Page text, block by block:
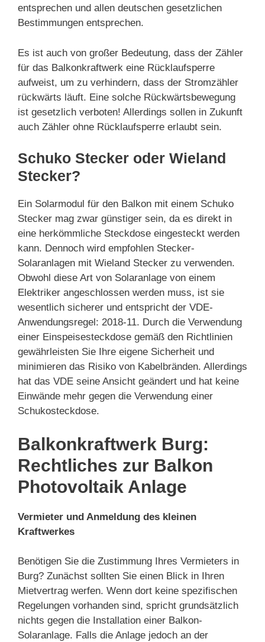
entsprechen und allen deutschen gesetzlichen
Bestimmungen entsprechen.
Es ist auch von großer Bedeutung, dass der Zähler
für das Balkonkraftwerk eine Rücklaufsperre
aufweist, um zu verhindern, dass der Stromzähler
rückwärts läuft. Eine solche Rückwärtsbewegung
ist gesetzlich verboten! Allerdings sollen in Zukunft
auch Zähler ohne Rücklaufsperre erlaubt sein.
Schuko Stecker oder Wieland
Stecker?
Ein Solarmodul für den Balkon mit einem Schuko
Stecker mag zwar günstiger sein, da es direkt in
eine herkömmliche Steckdose eingesteckt werden
kann. Dennoch wird empfohlen Stecker-
Solaranlagen mit Wieland Stecker zu verwenden.
Obwohl diese Art von Solaranlage von einem
Elektriker angeschlossen werden muss, ist sie
wesentlich sicherer und entspricht der VDE-
Anwendungsregel: 2018-11. Durch die Verwendung
einer Einspeisesteckdose gemäß den Richtlinien
gewährleisten Sie Ihre eigene Sicherheit und
minimieren das Risiko von Kabelbränden. Allerdings
hat das VDE seine Ansicht geändert und hat keine
Einwände mehr gegen die Verwendung einer
Schukosteckdose.
Balkonkraftwerk Burg:
Rechtliches zur Balkon
Photovoltaik Anlage
Vermieter und Anmeldung des kleinen
Kraftwerkes
Benötigen Sie die Zustimmung Ihres Vermieters in
Burg? Zunächst sollten Sie einen Blick in Ihren
Mietvertrag werfen. Wenn dort keine spezifischen
Regelungen vorhanden sind, spricht grundsätzlich
nichts gegen die Installation einer Balkon-
Solaranlage. Falls die Anlage jedoch an der